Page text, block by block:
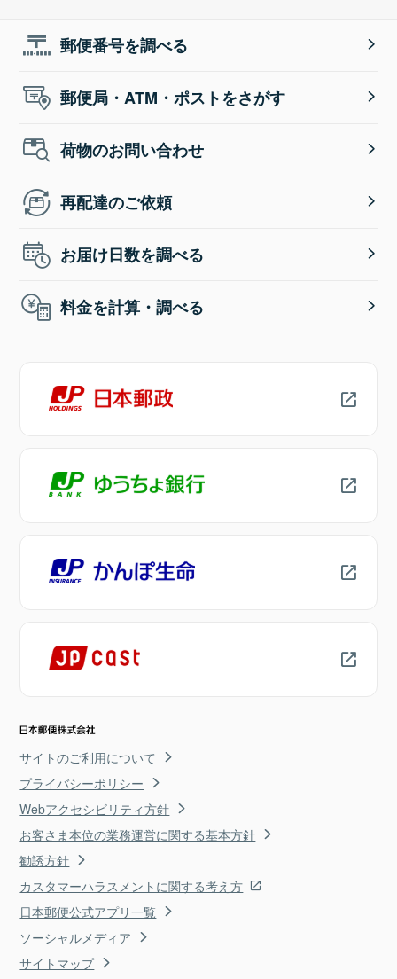
郵便番号を調べる
郵便局・ATM・ポストをさがす
荷物のお問い合わせ
再配達のご依頼
お届け日数を調べる
料金を計算・調べる
サイトのご利用について
プライバシーポリシー
Webアクセシビリティ方針
お客さま本位の業務運営に関する基本方針
勧誘方針
カスタマーハラスメントに関する考え方
日本郵便公式アプリ一覧
ソーシャルメディア
サイトマップ